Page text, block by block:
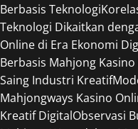
Berbasis Teknologi
Teknologi Dikaitkan
Online di Era Ekonomi
Berbasis Mahjong
Saing Industri Kreatif
Mahjongways Kasino
Kreatif DigitalObservasi